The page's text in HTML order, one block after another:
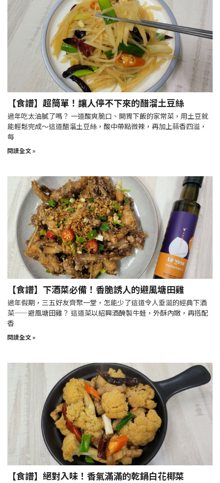
【食譜】超簡單！讓人停不下來的醋溜土豆絲
過年吃太油膩了嗎？ 一道酸爽脆口、開胃下飯的家常菜，用土豆就
能輕鬆完成～這道醋溜土豆絲，酸中帶點微辣，再加上蒜香四溢，
每
閱讀全文 »
【食譜】下酒菜必備！香脆誘人的避風塘田雞
過年假期，三五好友齊聚一堂，怎能少了這道令人垂涎的經典下酒
菜——避風塘田雞？ 這道菜以紹興酒醃製牛蛙，外酥內嫩，再搭配
香
閱讀全文 »
【食譜】絕對入味！香氣滿滿的乾鍋白花椰菜